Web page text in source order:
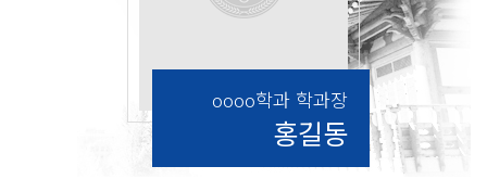
oooo학과 학과장
홍길동